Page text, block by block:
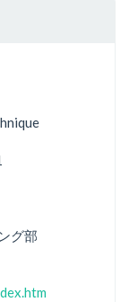
グ部